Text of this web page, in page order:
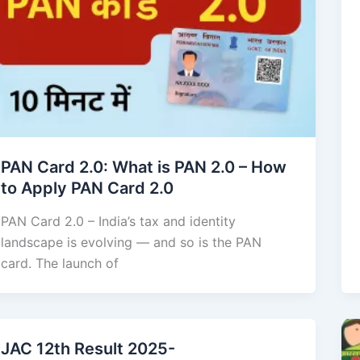
PAN Card 2.0: What is PAN 2.0 – How
to Apply PAN Card 2.0
PAN Card 2.0 – India’s tax and identity
landscape is evolving — and so is the PAN
card. The launch of
JAC 12th Result 2025-